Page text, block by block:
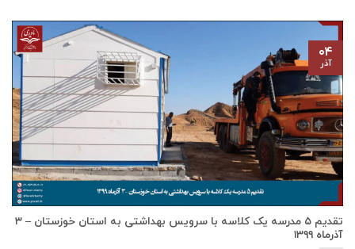
تقدیم ۵ مدرسه یک کلاسه با سرويس بهداشتی به استان خوزستان – ۳
آذر‌ماه ۱۳۹۹
۰۴
آذر